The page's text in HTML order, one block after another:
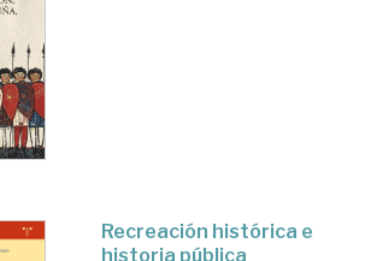
Recreación histórica e
historia pública